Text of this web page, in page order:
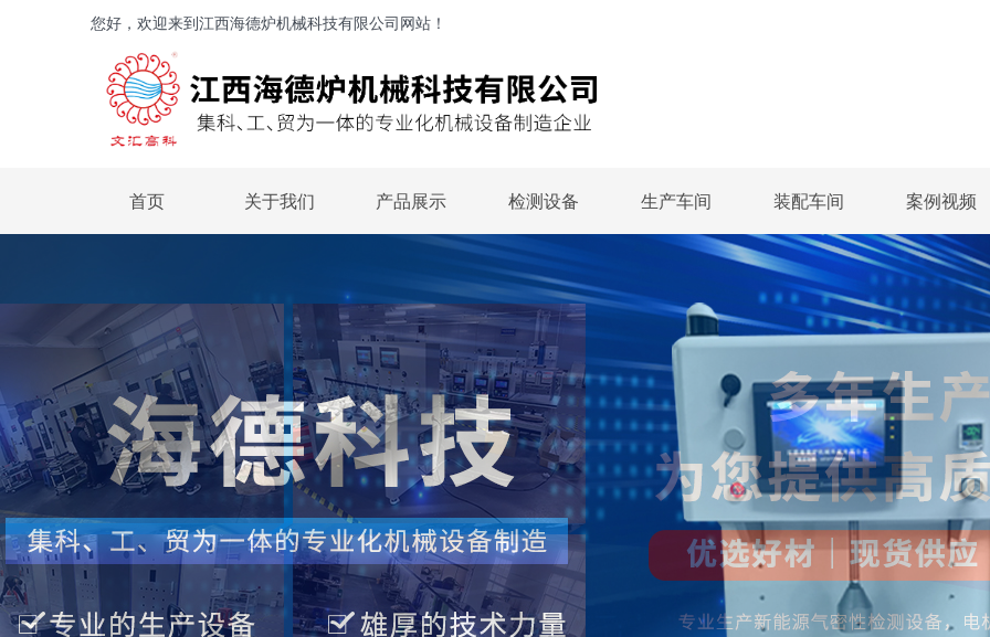
您好，欢迎来到江西海德炉机械科技有限公司网站！
首页 关于我们 产品展示 检测设备 生产车间 装配车间 案例视频